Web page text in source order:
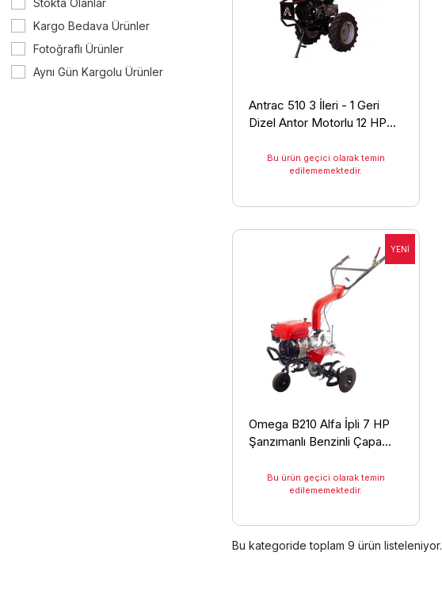
Stokta Olanlar
Kargo Bedava Ürünler
Fotoğraflı Ürünler
Aynı Gün Kargolu Ürünler
Antrac 510 3 İleri - 1 Geri
Dizel Antor Motorlu 12 HP
Bu ürün geçici olarak temin
edilememektedir.
Omega B210 Alfa İpli 7 HP
Şanzımanlı Benzinli Çapa
Bu ürün geçici olarak temin
edilememektedir.
Bu kategoride toplam 9 ürün listeleniyor.